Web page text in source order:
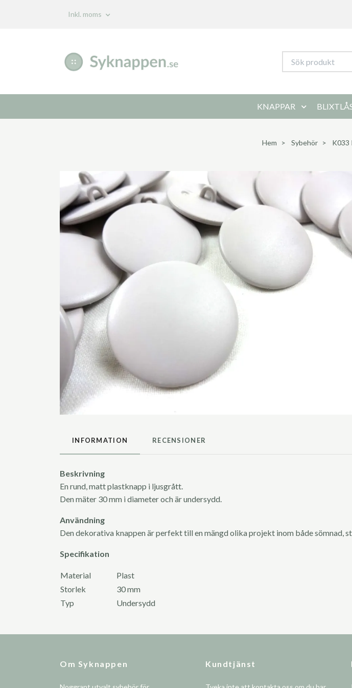
Inkl. moms
KNAPPAR
Hem Sybehör K033
INFORMATION RECENSIONER
Beskrivning
En rund, matt plastknapp i ljusgrått.
Den mäter 30 mm i diameter och är undersydd.
Användning
Den dekorativa knappen är perfekt till en mängd olika projekt inom både sömnad,
Specifikation
Material
Plast
Storlek
30 mm
Typ
Undersydd
Om Syknappen Kundtjänst